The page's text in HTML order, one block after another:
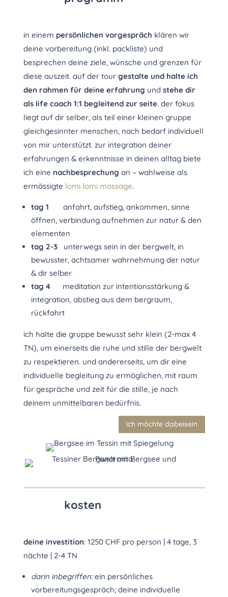
in einem persönlichen vorgespräch klären wir
deine vorbereitung (inkl. packliste) und
besprechen deine ziele, wünsche und grenzen für
diese auszeit. auf der tour gestalte und halte ich
den rahmen für deine erfahrung und stehe dir
als life coach 1:1 begleitend zur seite. der fokus
liegt auf dir selber, als teil einer kleinen gruppe
gleichgesinnter menschen, nach bedarf individuell
von mir unterstützt. zur integration deiner
erfahrungen & erkenntnisse in deinen alltag biete
ich eine nachbesprechung an – wahlweise als
ermässigte lomi lomi massage.
tag 1 anfahrt, aufstieg, ankommen, sinne
öffnen, verbindung aufnehmen zur natur & den
elementen
tag 2-3unterwegs sein in der bergwelt, in
bewusster, achtsamer wahrnehmung der natur
& dir selber
tag 4meditation zur intentionsstärkung &
integration, abstieg aus dem bergraum,
rückfahrt
ich halte die gruppe bewusst sehr klein (2-max 4
TN), um einerseits die ruhe und stille der bergwelt
zu respektieren. und andererseits, um dir eine
individuelle begleitung zu ermöglichen, mit raum
für gespräche und zeit für die stille, je nach
deinem unmittelbaren bedürfnis.
ich möchte dabeisein
kosten
deine investition: 1250 CHF pro person | 4 tage, 3
nächte | 2-4 TN
darin inbegriffen:ein persönliches
vorbereitungsgespräch; deine individuelle